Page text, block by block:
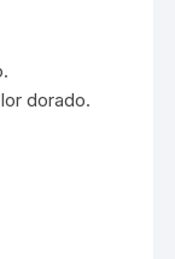
dorado.